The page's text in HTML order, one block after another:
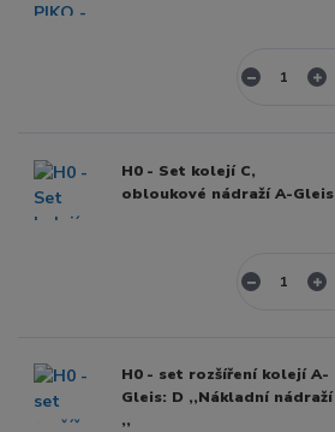
H0 - Set kolejí C,
obloukové nádraží A-Gleis
H0 - set rozšíření kolejí A-
Gleis: D ,,Nákladní nádraží
,,